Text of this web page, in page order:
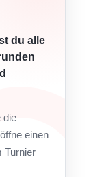
du alle
die
einen
Turnier